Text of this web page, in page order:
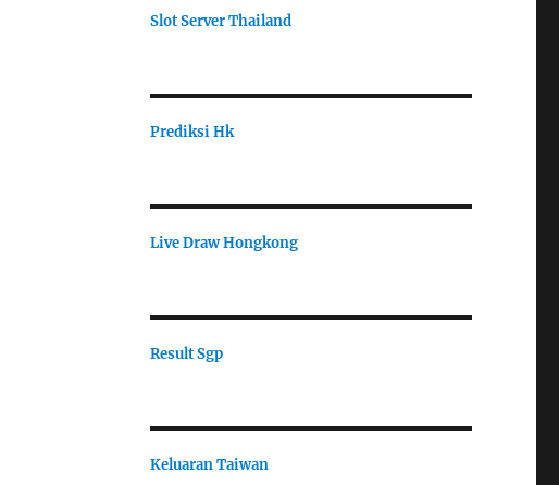
Slot Server Thailand
Prediksi Hk
Live Draw Hongkong
Result Sgp
Keluaran Taiwan